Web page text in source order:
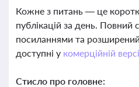
Кожне з питань — це
публікацій за день.
посиланнями та
доступні у комерційній
Стисло про головне: